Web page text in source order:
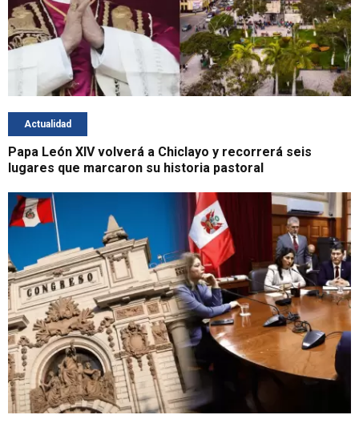
Actualidad
Papa León XIV volverá a Chiclayo y recorrerá seis
lugares que marcaron su historia pastoral